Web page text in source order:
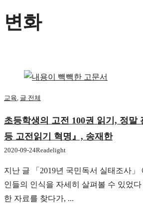
변화
교육, 글 전체
초등학생의 고전 100권 읽기, 정말
등 고전읽기 혁명』, 송재한
2020-09-24Readelight
지난 글 「2019년 국민독서 실태조사
인들의 인식을 자세히 살펴볼 수 있었
한 자료를 찾다가, ...